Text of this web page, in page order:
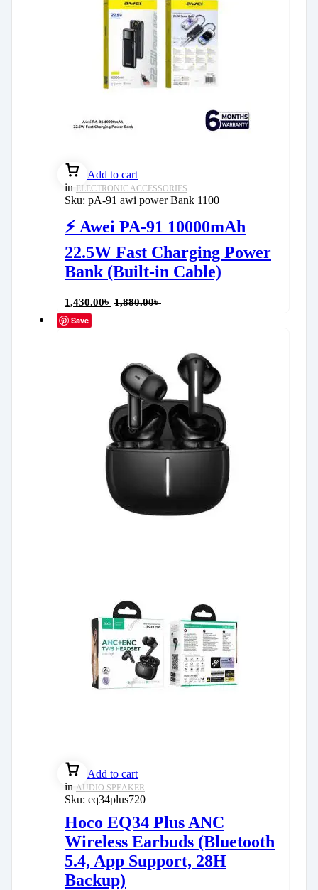
Add to cart
in ELECTRONIC ACCESSORIES
Sku: pA-91 awi power Bank 1100
⚡ Awei PA-91 10000mAh
22.5W Fast Charging Power
Bank (Built-in Cable)
1,430.00৳ 1,880.00৳
Save
Add to cart
in AUDIO SPEAKER
Sku: eq34plus720
Hoco EQ34 Plus ANC
Wireless Earbuds (Bluetooth
5.4, App Support, 28H
Backup)